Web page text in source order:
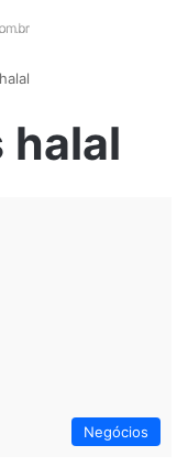
halal
Negócios